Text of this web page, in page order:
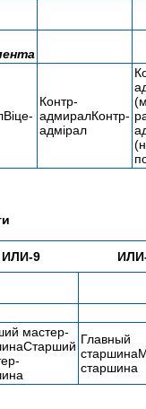
Контр-
адмиралКонтр-
адмірал
ИЛИ-9
мастер-
Главный
старшина